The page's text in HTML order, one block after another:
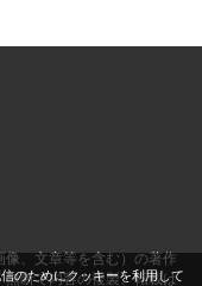
のためにクッキーを利用して
、文章等を含む）の著作
断で内容の複製、転載は